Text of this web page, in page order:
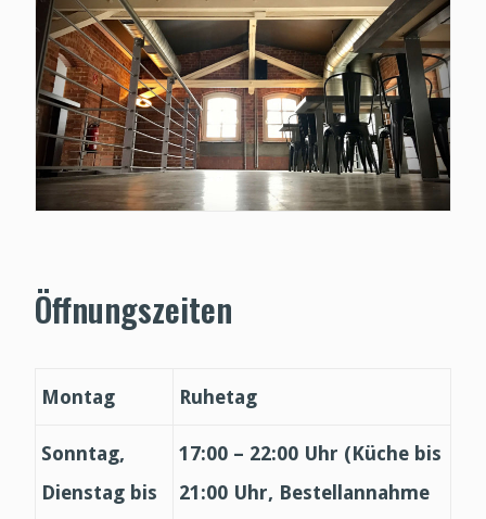
Öffnungszeiten
Montag Ruhetag
Sonntag,
Dienstag bis
17:00 – 22:00 Uhr (Küche bis
21:00 Uhr, Bestellannahme